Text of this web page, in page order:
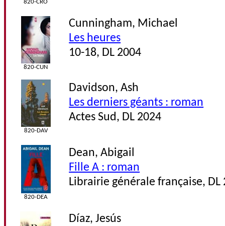
820-CRO
820-CUN
Cunningham, Michael
Les heures
10-18, DL 2004
820-DAV
Davidson, Ash
Les derniers géants : roman
Actes Sud, DL 2024
820-DEA
Dean, Abigail
Fille A : roman
Librairie générale française, DL
Díaz, Jesús